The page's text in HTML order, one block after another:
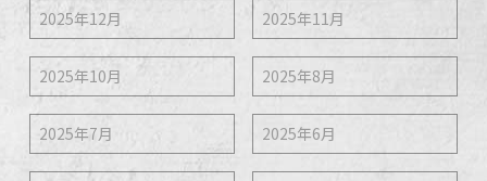
2025年12月 2025年11月
2025年10月 2025年8月
2025年7月 2025年6月